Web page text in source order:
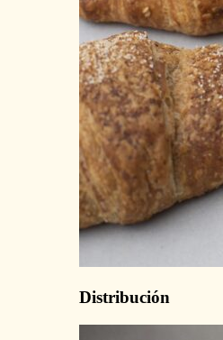
Distribución